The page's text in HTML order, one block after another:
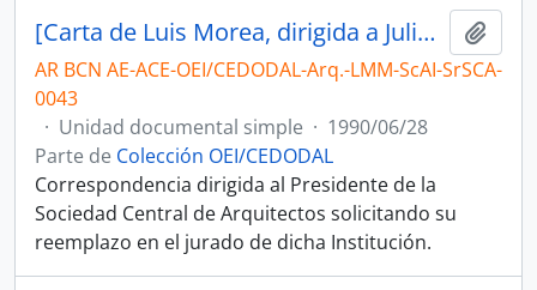
[Carta de Luis Morea, dirigida a Julio Keselman]
AR BCN AE-ACE-OEI/CEDODAL-Arq.-LMM-ScAI-SrSCA-
0043
· Unidad documental simple · 1990/06/28
Parte de Colección OEI/CEDODAL
Correspondencia dirigida al Presidente de la
Sociedad Central de Arquitectos solicitando su
reemplazo en el jurado de dicha Institución.